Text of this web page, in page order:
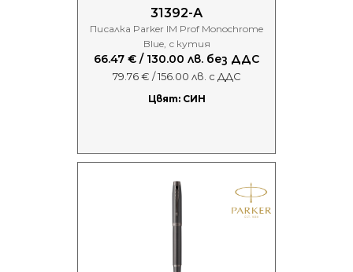
31392-А
Писалка Parker IM Prof Monochrome
Blue, с кутия
66.47 € / 130.00 лв. без ДДС
79.76 € / 156.00 лв. с ДДС
Цвят: СИН